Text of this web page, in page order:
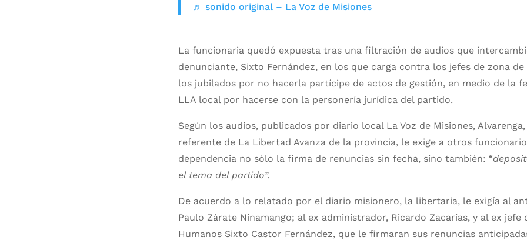
♬ sonido original – La Voz de Misiones
La funcionaria quedó expuesta tras una filtración de audios que
denunciante, Sixto Fernández, en los que carga contra los jefes de zona
los jubilados por no hacerla partícipe de actos de gestión, en medio de la
LLA local por hacerse con la personería jurídica del partido.
Según los audios, publicados por diario local La Voz de Misiones,
referente de La Libertad Avanza de la provincia, le exige a otros
dependencia no sólo la firma de renuncias sin fecha, sino también: “
el tema del partido”.
De acuerdo a lo relatado por el diario misionero, la libertaria, le exigía al
Paulo Zárate Ninamango; al ex administrador, Ricardo Zacarías, y al ex jefe
Humanos Sixto Castor Fernández, que le firmaran sus renuncias